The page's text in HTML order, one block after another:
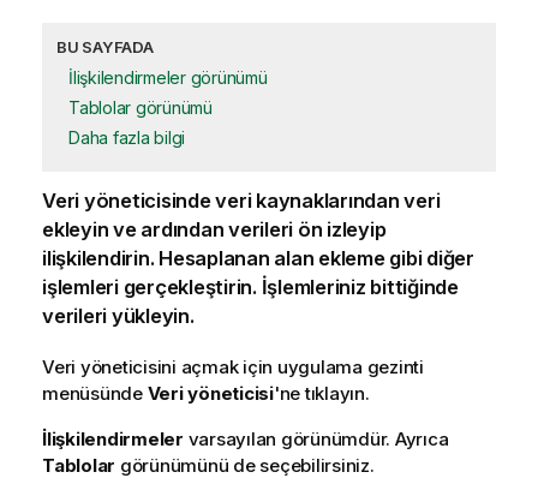
BU SAYFADA
İlişkilendirmeler görünümü
Tablolar görünümü
Daha fazla bilgi
Veri yöneticisindeveri kaynaklarından veri
ekleyin ve ardından verileri ön izleyip
ilişkilendirin. Hesaplanan alan ekleme gibi diğer
işlemleri gerçekleştirin. İşlemleriniz bittiğinde
verileri yükleyin.
Veri yöneticisini açmak için uygulama gezinti
menüsünde Veri yöneticisi'ne tıklayın.
İlişkilendirmeler varsayılan görünümdür. Ayrıca
Tablolar görünümünü de seçebilirsiniz.